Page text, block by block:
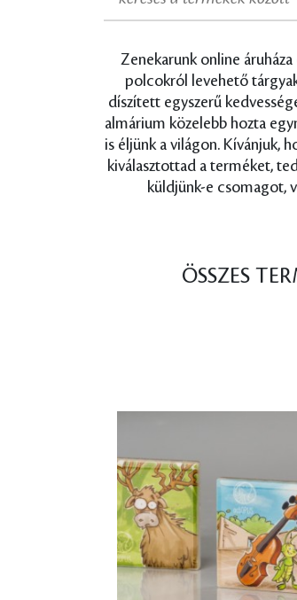
Zenekarunk online
polcokról levehető
díszített egyszerű
almárium közelebb hozta
is éljünk a világon. Kívánjuk,
kiválasztottad a terméket,
küldjünk-e csomagot,
ÖSSZES